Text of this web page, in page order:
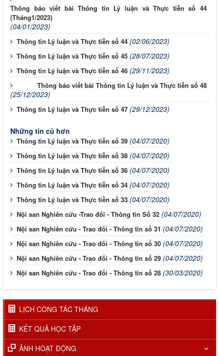
Thông báo viết bài Thông tin Lý luận và Thực tiễn số 44
(Tháng1/2023)
(04/01/2023)
Thông tin Lý luận và Thực tiễn số 44 (02/06/2023)
Thông tin Lý luận và Thực tiễn số 45 (28/07/2023)
Thông tin Lý luận và Thực tiễn số 46 (29/11/2023)
Thông báo viết bài Thông tin Lý luận và Thực tiễn số 48
(25/12/2023)
Thông tin Lý luận và Thực tiễn số 47 (29/12/2023)
Những tin cũ hơn
Thông tin Lý luận và Thực tiễn số 39 (04/07/2020)
Thông tin Lý luận và Thực tiễn số 38 (04/07/2020)
Thông tin Lý luận và Thực tiễn số 36 (04/07/2020)
Thông tin Lý luận và Thực tiễn số 34 (04/07/2020)
Thông tin Lý luận và Thực tiễn số 33 (04/07/2020)
Nội san Nghiên cứu -Trao đổi - Thông tin Số 32 (04/07/2020)
Nội san Nghiên cứu - Trao đổi - Thông tin số 31 (04/07/2020)
Nội san Nghiên cứu - Trao đổi - Thông tin số 30 (04/07/2020)
Nội san Nghiên cứu - Trao đổi - Thông tin số 29 (04/07/2020)
Nội san Nghiên cứu - Trao đổi - Thông tin số 28 (30/03/2020)
LỊCH CÔNG TÁC THÁNG
KẾT QUẢ HỌC TẬP
ẢNH HOẠT ĐỘNG